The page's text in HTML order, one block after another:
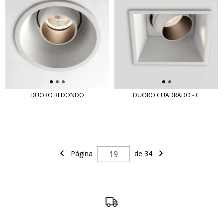
DUORO REDONDO DUORO CUADRADO - C
Página de 34